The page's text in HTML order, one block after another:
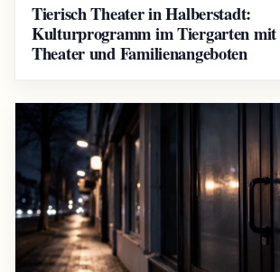
Tierisch Theater in Halberstadt:
Kulturprogramm im Tiergarten mit
Theater und Familienangeboten